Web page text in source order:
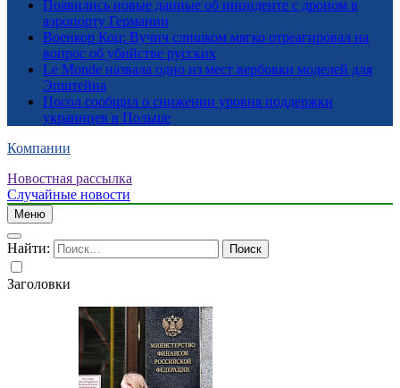
Появились новые данные об инциденте с дроном в
аэропорту Германии
Военкор Коц: Вучич слишком мягко отреагировал на
вопрос об убийстве русских
Le Monde назвала одно из мест вербовки моделей для
Эпштейна
Посол сообщил о снижении уровня поддержки
украинцев в Польше
Компании
Новостная рассылка
Случайные новости
Меню
Найти:
Заголовки